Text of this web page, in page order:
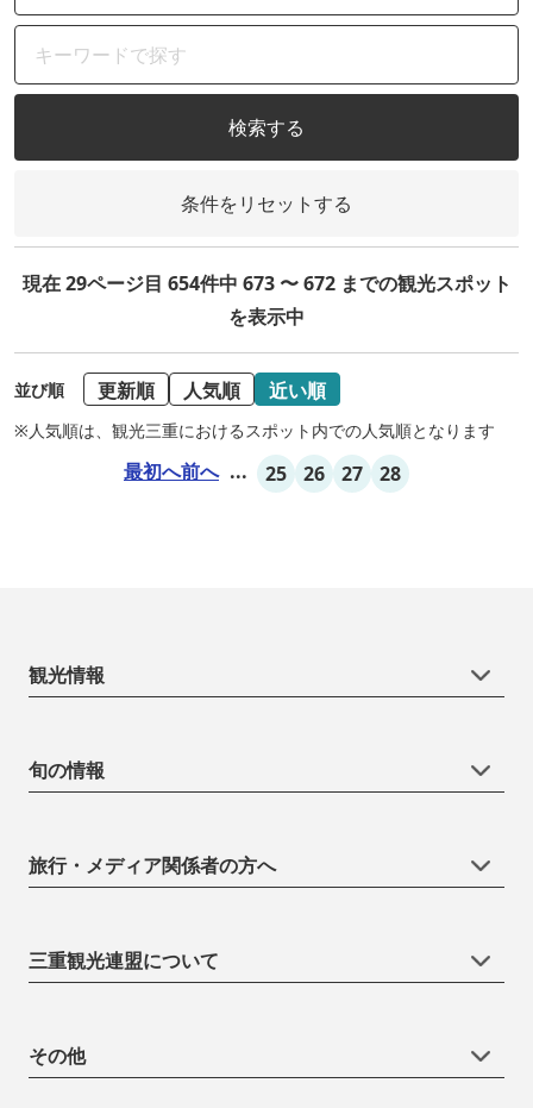
検索する
条件をリセットする
現在 29ページ目 654件中 673 〜 672 までの観光スポット
を表示中
並び順 更新順 人気順 近い順
※人気順は、観光三重におけるスポット内での人気順となります
最初へ前へ ... 25 26 27 28
観光情報
旬の情報
旅行・メディア関係者の方へ
三重観光連盟について
その他